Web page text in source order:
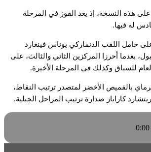
هذه النسخة، إذ يعد الفوز في المرحلة
له فيها.
حامل اللقب الدنماركي يوناس فينغارد
بعدما أحرزا المركزين الثاني والثالث، على
للسباق وكذلك في المرحلة الأخيرة.
بالقميص الأخضر لمتصدر ترتيب النقاط،
كاراباز صدارة ترتيب المراحل الجبلية.